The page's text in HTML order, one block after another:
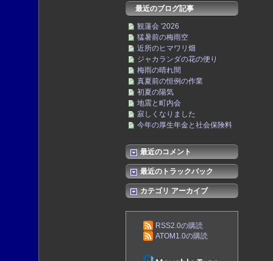
最近のブログ記事
観蓮会 '2026
猛暑前の梅雨空
近所のヒマワリ畑
ジャカランダの花の便り
梅雨の晴れ間
真夏前の恒例の作業
初夏の陽気
地震と町内会
寂しくなりました
今年の厚生年金と社会保険料
最近のコメント
最近のトラックバック
カテゴリ アーカイブ
RSS2.0の購読
ATOM1.0の購読